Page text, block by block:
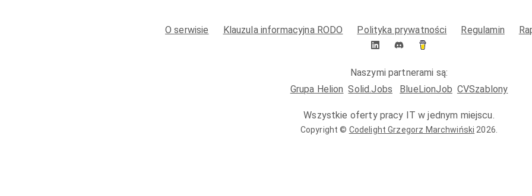
O serwisie Klauzula informacyjna RODO Polityka prywatności Regulamin
Naszymi partnerami są:
Grupa Helion Solid.Jobs BlueLionJob CVSzablony
Wszystkie oferty pracy IT w jednym miejscu.
Copyright © Codelight Grzegorz Marchwiński 2026